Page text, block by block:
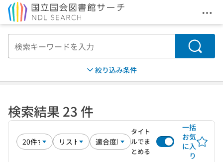
メ
検索
絞り込み条件
検索結果 23 件
タイト
ルでま
とめる
一括
お気
に入
り